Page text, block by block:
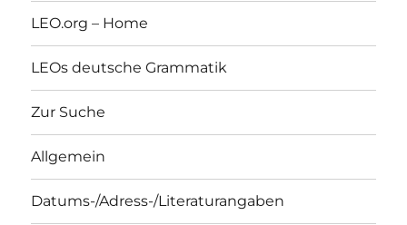
LEO.org – Home
LEOs deutsche Grammatik
Zur Suche
Allgemein
Datums-/Adress-/Literaturangaben